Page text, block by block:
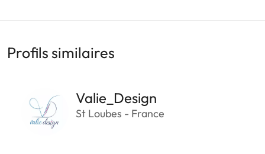
Profils similaires
Valie_Design
St Loubes - France